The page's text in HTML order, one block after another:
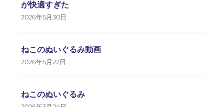
が快適すぎた
2026年5月30日
ねこのぬいぐるみ動画
2026年5月22日
ねこのぬいぐるみ